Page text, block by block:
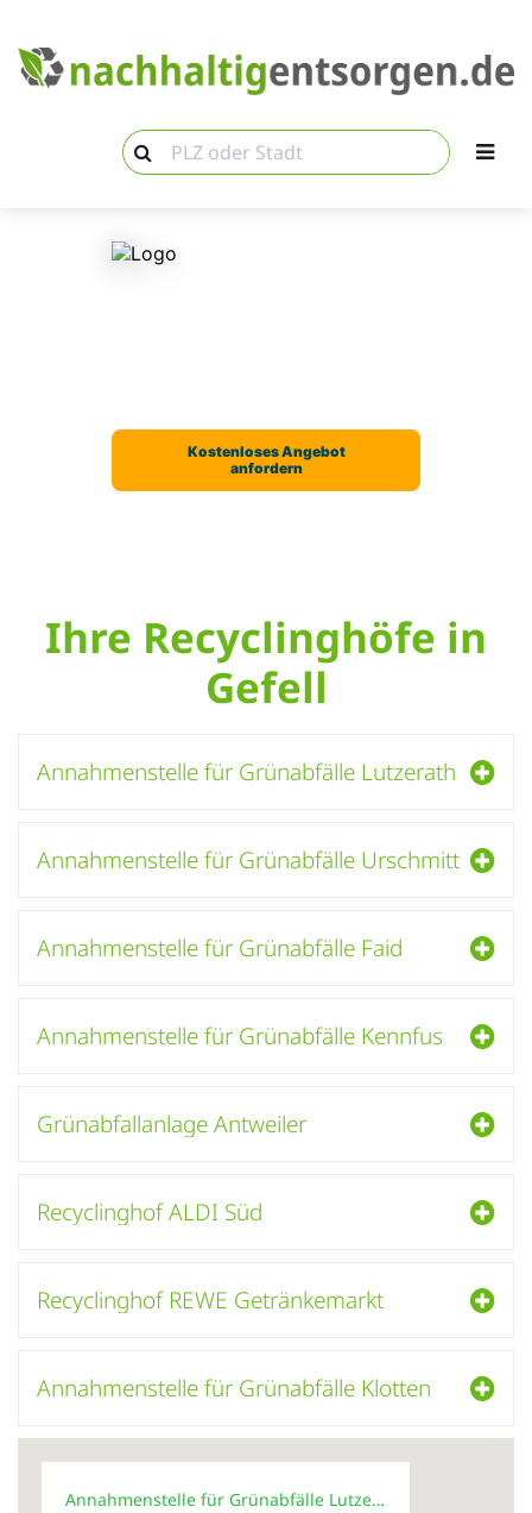
Ihre Recyclinghöfe in
Gefell
Annahmenstelle für Grünabfälle Lutzerath
Annahmenstelle für Grünabfälle Urschmitt
Annahmenstelle für Grünabfälle Faid
Annahmenstelle für Grünabfälle Kennfus
Grünabfallanlage Antweiler
Recyclinghof ALDI Süd
Recyclinghof REWE Getränkemarkt
Annahmenstelle für Grünabfälle Klotten
Annahmenstelle für Grünabfälle Lutzerath